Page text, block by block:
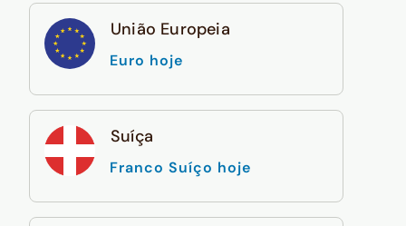
União Europeia
Euro hoje
Suíça
Franco Suíço hoje